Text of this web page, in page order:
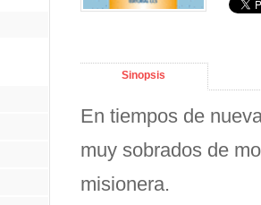
Sinopsis
En tiempos de
muy sobrados de
misionera.